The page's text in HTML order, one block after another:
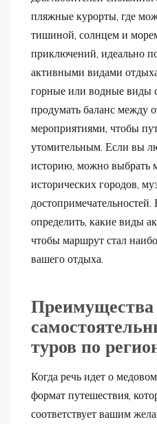
пляжные курорты, где
тишиной, солнцем и
приключений, идеально
активными видами
горные или водные виды
продумать баланс между
мероприятиями, чтобы
утомительным. Если вы
историю, можно выбрать
исторических городов,
определить, какие виды
чтобы маршрут стал
вашего отдыха.
Преимущества
туров по
Когда речь идет о
формат путешествия,
соответствует вашим